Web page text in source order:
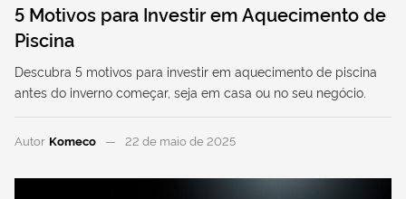
5 Motivos para Investir em Aquecimento de
Piscina
Descubra 5 motivos para investir em aquecimento de piscina
antes do inverno começar, seja em casa ou no seu negócio.
Autor Komeco 22 de maio de 2025